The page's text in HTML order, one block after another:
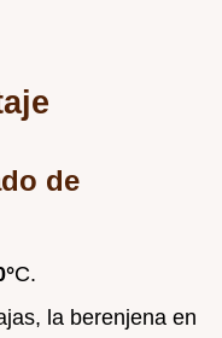
de
C.
la berenjena en